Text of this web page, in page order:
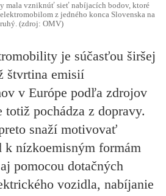
mala vzniknúť sieť nabíjacích bodov, ktoré
z jedného konca Slovenska na
(zdroj: OMV)
je súčasťou širšej
štvrtina emisií
v Európe podľa zdrojov
pochádza z dopravy.
snaží motivovať
k nízkoemisným formám
pomocou dotačných
vozidla, nabíjanie